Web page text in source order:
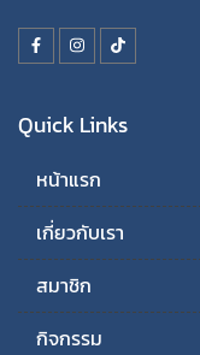
Quick Links
หน้าแรก
เกี่ยวกับเรา
สมาชิก
กิจกรรม